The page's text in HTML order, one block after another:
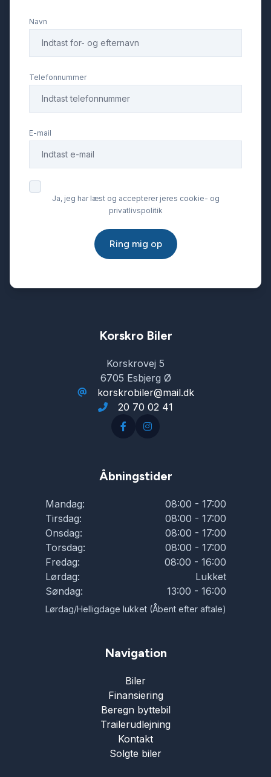
Splitbagsæder
Stofsæder
Sædevarme
Tonede ruder
Navn
Telefonnummer
E-mail
Ja, jeg har læst og accepterer jeres cookie- og
privatlivspolitik
Ring mig op
Korskro Biler
Korskrovej 5
6705 Esbjerg Ø
korskrobiler@mail.dk
20 70 02 41
Åbningstider
Mandag:
08:00 - 17:00
Tirsdag:
08:00 - 17:00
Onsdag:
08:00 - 17:00
Torsdag:
08:00 - 17:00
Fredag:
08:00 - 16:00
Lørdag:
Lukket
Søndag:
13:00 - 16:00
Lørdag/Helligdage lukket (Åbent efter aftale)
Navigation
Biler
Finansiering
Beregn byttebil
Trailerudlejning
Kontakt
Solgte biler